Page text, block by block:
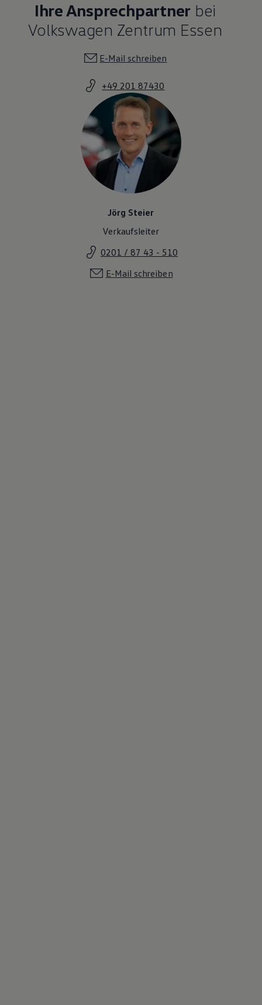
Ihre Ansprechpartner bei
Volkswagen Zentrum Essen
E-Mail schreiben
+49 201 87430
Jörg Steier
Verkaufsleiter
0201 / 87 43 - 510
E-Mail schreiben